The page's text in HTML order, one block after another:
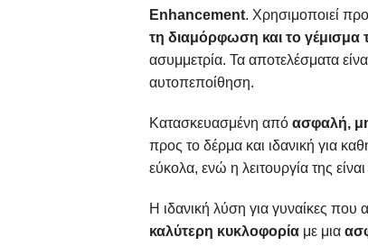
Enhancement. Χρησιμοποιεί
τη διαμόρφωση και το γέμισμα
ασυμμετρία. Τα αποτελέσματα
αυτοπεποίθηση.
Κατασκευασμένη από ασφαλή, μη
προς το δέρμα και ιδανική για
εύκολα, ενώ η λειτουργία της
Η ιδανική λύση για γυναίκες που
καλύτερη κυκλοφορία με μια